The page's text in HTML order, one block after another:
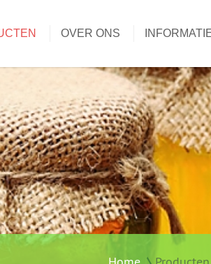
OVER ONS